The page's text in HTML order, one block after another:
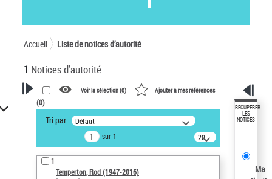
Accueil Liste de notices d’autorité
1 Notices d'autorité
VOTRE RECHERCHE
Recherche avancée dans les
notices d’autorité
Œuvres liées à l'auteur :
Temperton, Rod (1947-2016)
Voir la sélection (0) Ajouter à mes références
(0)
Tri par : Défaut
sur 1
20
résultats/page
1
Temperton, Rod (1947-2016)
RÉCUPÉRER
LES
NOTICES
Ma